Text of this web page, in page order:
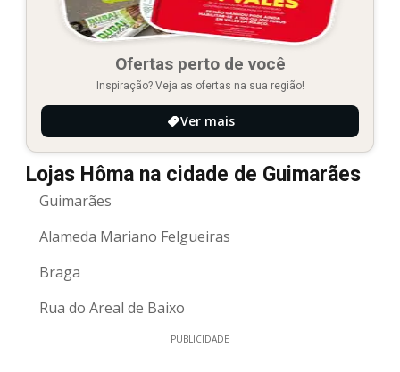
Ofertas perto de você
Inspiração? Veja as ofertas na sua região!
Ver mais
Lojas Hôma na cidade de Guimarães
Guimarães
Alameda Mariano Felgueiras
Braga
Rua do Areal de Baixo
PUBLICIDADE